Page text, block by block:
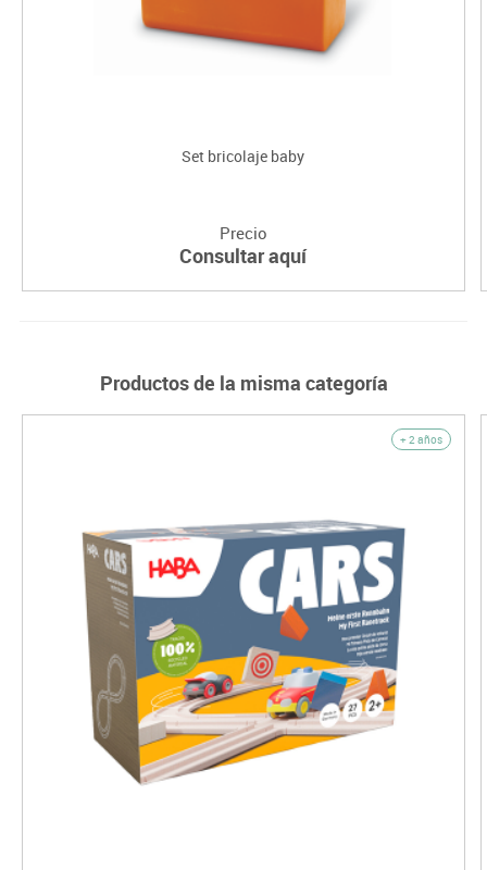
Set bricolaje baby
Precio
Consultar aquí
Productos de la misma categoría
+ 2 años